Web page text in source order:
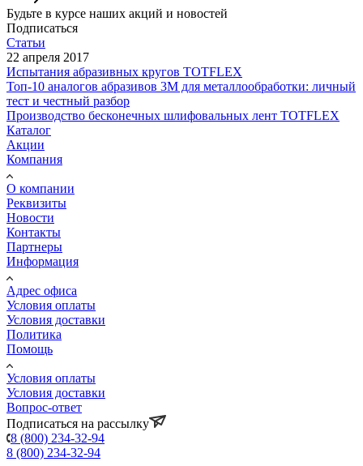
Будьте в курсе наших акций и новостей
Подписаться
Статьи
22 апреля 2017
Испытания абразивных кругов TOTFLEX
Топ-10 аналогов абразивов 3М для металлообработки: личный
тест и честный разбор
Производство бесконечных шлифовальных лент TOTFLEX
Каталог
Акции
Компания
О компании
Реквизиты
Новости
Контакты
Партнеры
Информация
Адрес офиса
Условия оплаты
Условия доставки
Политика
Помощь
Условия оплаты
Условия доставки
Вопрос-ответ
Подписаться на рассылку
8 (800) 234-32-94
8 (800) 234-32-94